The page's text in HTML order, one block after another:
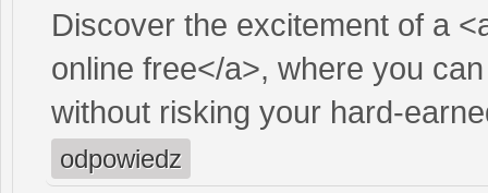
Discover the excitement of a
online free</a>, where you
without risking your hard-
odpowiedz